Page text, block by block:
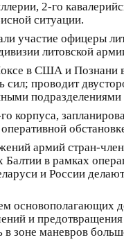
2-го
ситуации.
участие офицеры
литовской
в США и Познани
проводит
подразделениями
армий стран-
в рамках
и России
основополагающих
и
зоне маневров